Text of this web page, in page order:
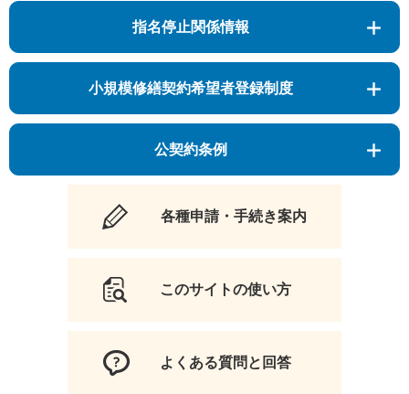
指名停止関係情報
小規模修繕契約希望者登録制度
公契約条例
各種申請・手続き案内
このサイトの使い方
よくある質問と回答